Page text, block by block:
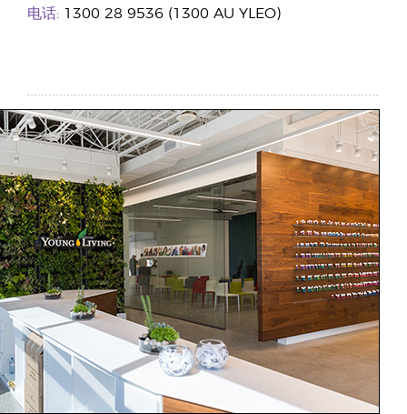
电话: 1300 28 9536 (1300 AU YLEO)